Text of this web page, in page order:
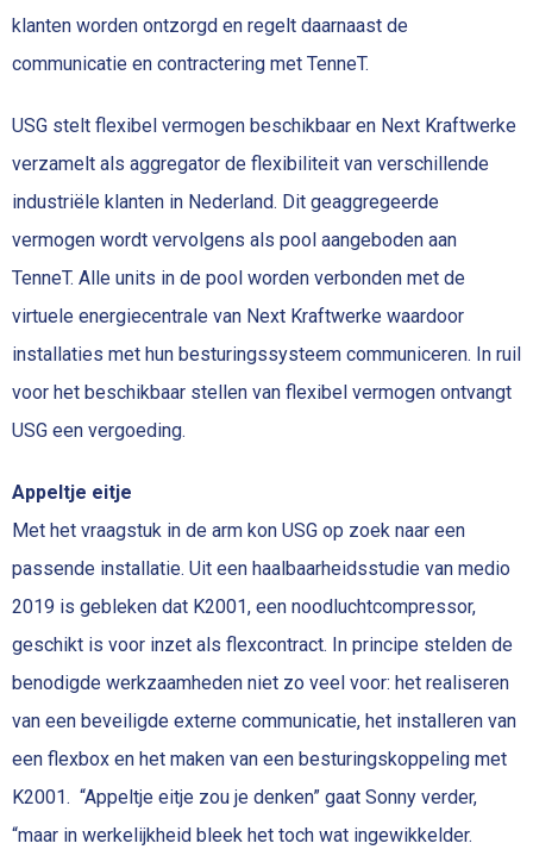
klanten worden ontzorgd en regelt daarnaast de
communicatie en contractering met TenneT.
USG stelt flexibel vermogen beschikbaar en Next Kraftwerke
verzamelt als aggregator de flexibiliteit van verschillende
industriële klanten in Nederland. Dit geaggregeerde
vermogen wordt vervolgens als pool aangeboden aan
TenneT. Alle units in de pool worden verbonden met de
virtuele energiecentrale van Next Kraftwerke waardoor
installaties met hun besturingssysteem communiceren. In ruil
voor het beschikbaar stellen van flexibel vermogen ontvangt
USG een vergoeding.
Appeltje eitje
Met het vraagstuk in de arm kon USG op zoek naar een
passende installatie. Uit een haalbaarheidsstudie van medio
2019 is gebleken dat K2001, een noodluchtcompressor,
geschikt is voor inzet als flexcontract. In principe stelden de
benodigde werkzaamheden niet zo veel voor: het realiseren
van een beveiligde externe communicatie, het installeren van
een flexbox en het maken van een besturingskoppeling met
K2001. “Appeltje eitje zou je denken” gaat Sonny verder,
“maar in werkelijkheid bleek het toch wat ingewikkelder.